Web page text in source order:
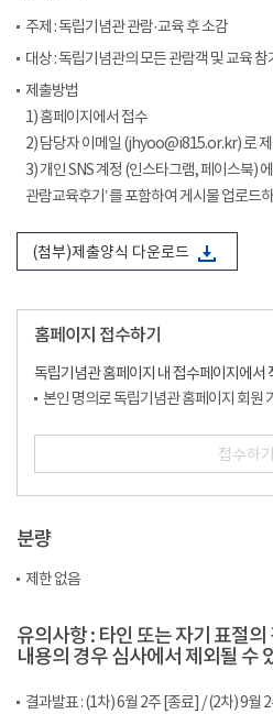
주제 : 독립기념관 관람·교육 후 소감
대상 : 독립기념관의 모든 관람객 및 교육 참
제출방법
1) 홈페이지에서 접수
2) 담당자 이메일 (jhyoo@i815.or.kr) 로
3) 개인 SNS 계정 (인스타그램, 페이스북)
관람교육후기’ 를 포함하여 게시물 업로드하
(첨부)제출양식 다운로드
홈페이지 접수하기
독립기념관 홈페이지 내 접수페이지에서
본인 명의로 독립기념관 홈페이지 회원
접수하기
분량
제한 없음
유의사항 : 타인 또는 자기 표절
내용의 경우 심사에서 제외될 수
결과발표 : (1차) 6월 2주 [종료] / (2차) 9월